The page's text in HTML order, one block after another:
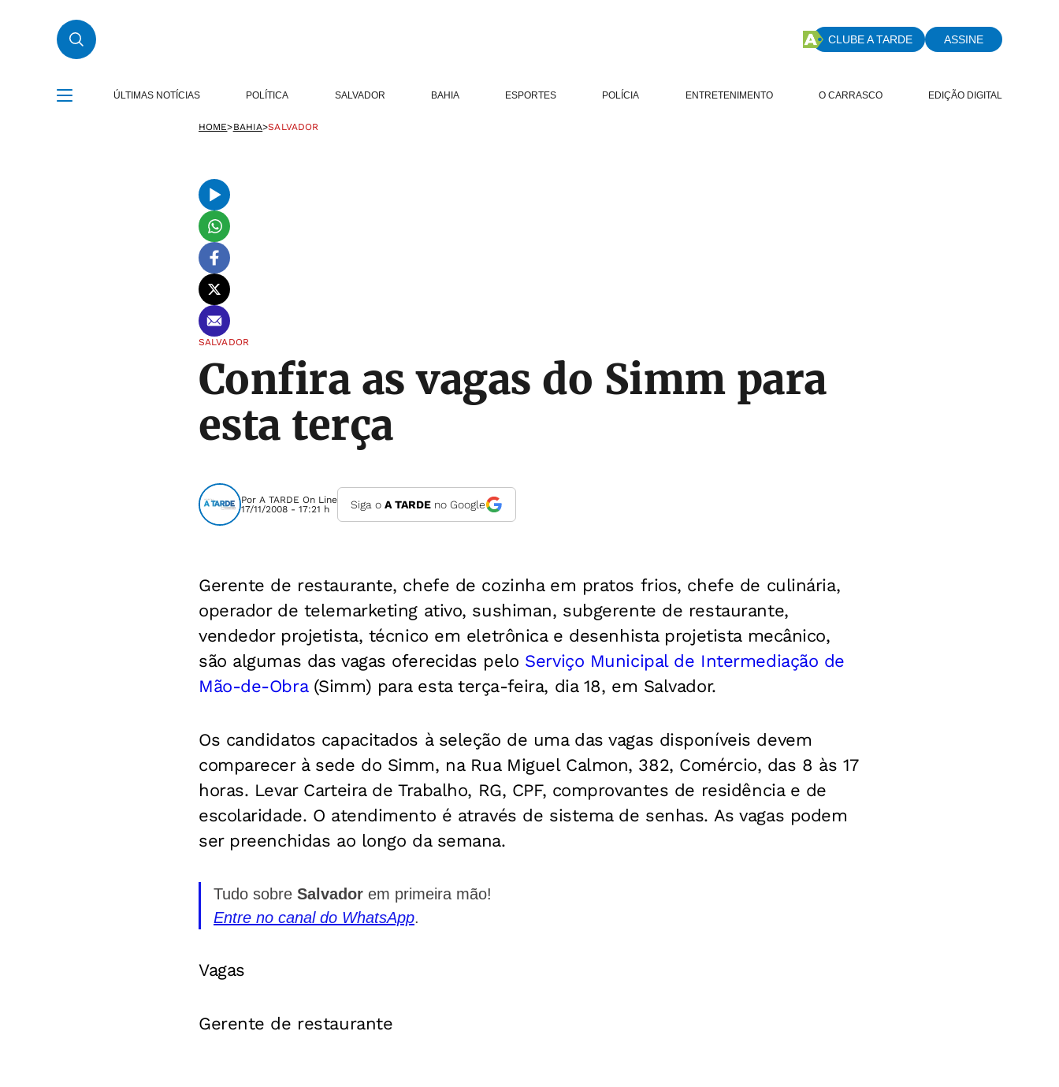
CLUBE A TARDE ASSINE
ÚLTIMAS NOTÍCIAS POLÍTICA SALVADOR BAHIA ESPORTES POLÍCIA ENTRETENIMENTO O CARRASCO EDIÇÃO DIGITAL
HOME>BAHIA>SALVADOR
SALVADOR
Confira as vagas do Simm para
esta terça
Por A TARDE On Line
17/11/2008 - 17:21 h
Siga o A TARDE no Google
Gerente de restaurante, chefe de cozinha em pratos frios, chefe de culinária,
operador de telemarketing ativo, sushiman, subgerente de restaurante,
vendedor projetista, técnico em eletrônica e desenhista projetista mecânico,
são algumas das vagas oferecidas pelo Serviço Municipal de Intermediação de
Mão-de-Obra(Simm) para esta terça-feira, dia 18, em Salvador.
Os candidatos capacitados à seleção de uma das vagas disponíveis devem
comparecer à sede do Simm, na Rua Miguel Calmon, 382, Comércio, das 8 às 17
horas. Levar Carteira de Trabalho, RG, CPF, comprovantes de residência e de
escolaridade. O atendimento é através de sistema de senhas. As vagas podem
ser preenchidas ao longo da semana.
Tudo sobre Salvador em primeira mão!
Entre no canal do WhatsApp.
Vagas
Gerente de restaurante